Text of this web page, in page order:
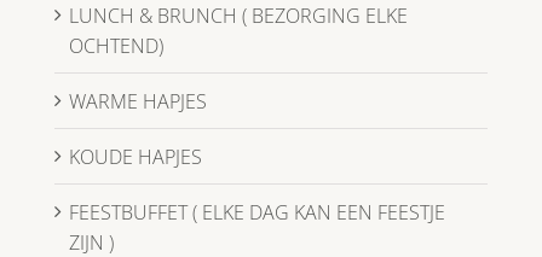
LUNCH & BRUNCH ( BEZORGING ELKE
OCHTEND)
WARME HAPJES
KOUDE HAPJES
FEESTBUFFET ( ELKE DAG KAN EEN FEESTJE
ZIJN )